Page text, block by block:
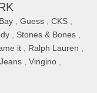
, Guess , CKS ,
, Stones & Bones ,
it , Ralph Lauren ,
, Vingino ,